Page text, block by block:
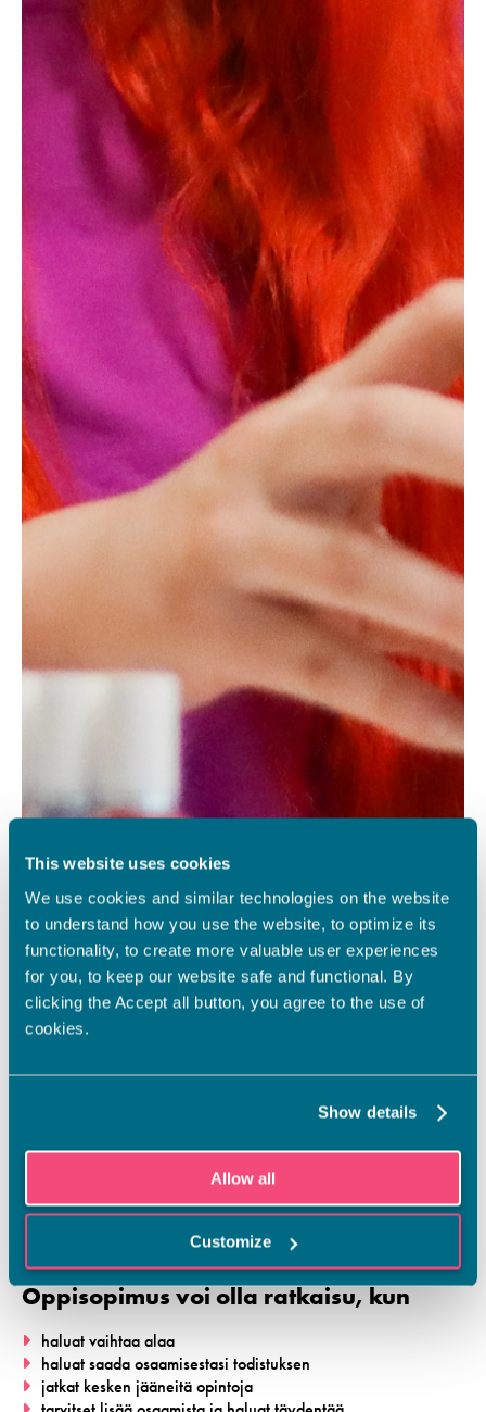
This website uses cookies
We use cookies and similar technologies on the website
to understand how you use the website, to optimize its
functionality, to create more valuable user experiences
for you, to keep our website safe and functional. By
clicking the Accept all button, you agree to the use of
cookies.
Show details
Allow all
Customize
Oppisopimus voi olla ratkaisu, kun
haluat vaihtaa alaa
haluat saada osaamisestasi todistuksen
jatkat kesken jääneitä opintoja